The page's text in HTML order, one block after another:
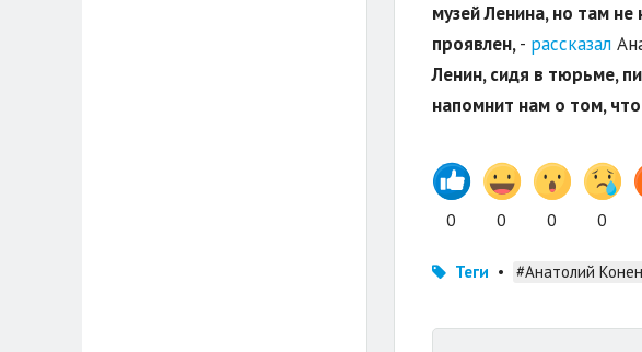
музей Ленина, но там
проявлен,- рассказал
Ленин, сидя в тюрьме,
напомнит нам о том,
0 0 0 0
Теги • #Анатолий